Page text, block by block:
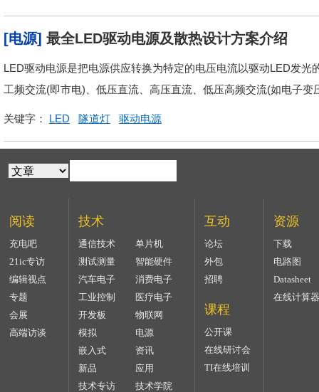
[电源] 最全LED驱动电源及散热设计方案介绍
LED驱动电源是把电源供应转换为特定的电压电流以驱动LED发
工频交流(即市电)、低压直流、高压直流、低压高频交流(如电子变
关键字： LED 隧道灯 驱动电源
阅读
充电吧
21ic专访
编辑视点
专题
会展
高端访谈
技术
通信技术
单片机
测试测量
智能硬件
汽车电子
消费电子
工业控制
医疗电子
开发板
物联网
模拟
电源
嵌入式
资讯
新品
应用
技术专访
技术学院
互动
论坛
外包
招聘
课程
公开课
在线研讨会
TI在线培训
资源
下载
电路图
Datasheet
在线计算器